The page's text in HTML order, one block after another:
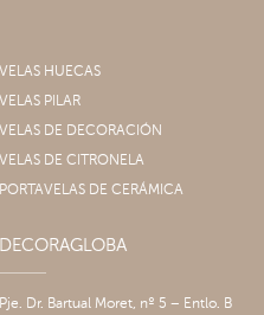
VELAS HUECAS
VELAS PILAR
VELAS DE DECORACIÓN
VELAS DE CITRONELA
PORTAVELAS DE CERÁMICA
DECORAGLOBA
Pje. Dr. Bartual Moret, nº 5 – Entlo. B